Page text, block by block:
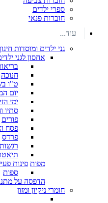
ספרי ילדים
חוברות פנאי
עוד...
גני ילדים ומוסדות
אחסון לגני
חנוכה
ט"ו
יום
ימי
סתיו
פורים
פסח
פרדס
רגשות
מפות פינות
ספות
הדפסה על
חומרי ניקיון ומזון